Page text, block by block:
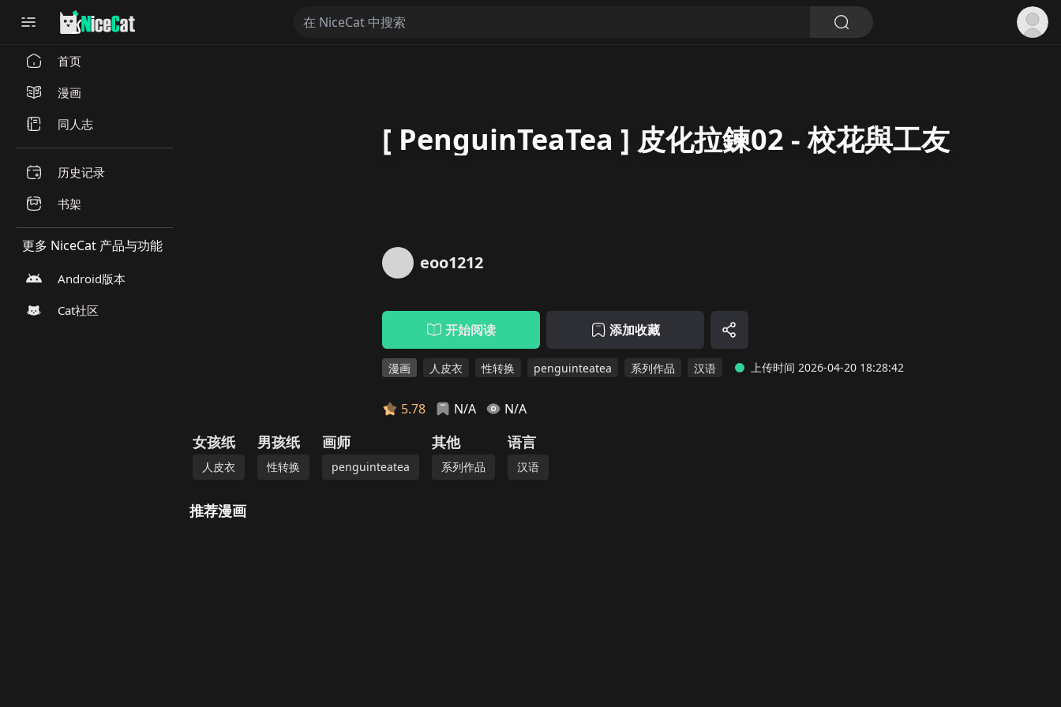
首页
漫画
同人志
历史记录
书架
更多 NiceCat 产品与功能
Android版本
Cat社区
[ PenguinTeaTea ] 皮化拉鍊02 - 校花與工友
eoo1212
开始阅读 添加收藏
漫画 人皮衣 性转换 penguinteatea 系列作品 汉语 上传时间 2026-04-20 18:28:42
5.78 N/A N/A
女孩纸
人皮衣
男孩纸
性转换
画师
penguinteatea
其他
系列作品
语言
汉语
推荐漫画